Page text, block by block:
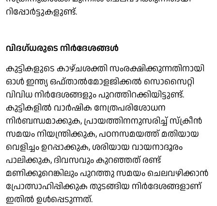
റിപ്പോർട്ടുകളുണ്ട്.
വിദഗ്ധരുടെ നിർദേശങ്ങൾ
കുട്ടികളുടെ കാഴ്ചശക്തി സംരക്ഷിക്കുന്നതിനായി
ഓൾ ഇന്ത്യ ഒഫ്താൽമോളജിക്കൽ സൊസൈറ്റി
വിവിധ നിർദേശങ്ങളും പുറത്തിറക്കിയിട്ടുണ്ട്.
കുട്ടികളിൽ വാർഷിക നേത്രപരിശോധന
നിർബന്ധമാക്കുക, പ്രായത്തിനനുസരിച്ച് സ്ക്രീൻ
സമയം നിയന്ത്രിക്കുക, പഠനസമയത്ത് മതിയായ
വെളിച്ചം ഉറപ്പാക്കുക, ശരിയായ വായനാദൂരം
പാലിക്കുക, ദിവസവും കുറഞ്ഞത് രണ്ട്
മണിക്കൂറെങ്കിലും പുറത്തു സമയം ചെലവഴിക്കാൻ
പ്രോത്സാഹിപ്പിക്കുക തുടങ്ങിയ നിർദേശങ്ങളാണ്
ഇതിൽ ഉൾപ്പെടുന്നത്.